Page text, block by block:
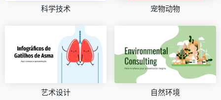
科学技术 宠物动物
艺术设计 自然环境